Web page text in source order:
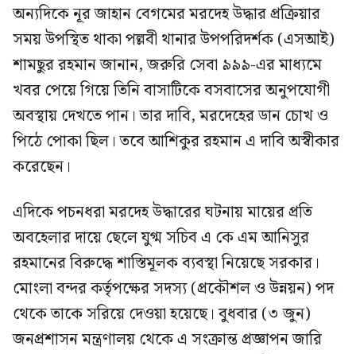
অন্যদিকে নূর জাহান বেগমের মরদেহ উদ্ধার প্রক্রিয়ার
সময় উপস্থিত থাকা পল্লবী থানার উপপরিদর্শক (এসআই)
শামছুর রহমান জানান, জরুরি সেবা ৯৯৯-এর মাধ্যমে
খবর পেয়ে গিয়ে তিনি বাসাটিকে বসবাসের অনুপযোগী
অবস্থায় দেখতে পান। তার দাবি, মরদেহের ডান চোখ ও
পিঠে পোকা ছিল। তবে আশিকুর রহমান এ দাবি অস্বীকার
করেছেন।
এদিকে পচনধরা মরদেহ উদ্ধারের ঘটনায় মায়ের প্রতি
অবহেলার দায়ে ছেলে যুগ্ম সচিব এ কে এম আনিসুর
রহমানের বিরুদ্ধে শাস্তিমূলক ব্যবস্থা নিয়েছে সরকার।
মোংলা বন্দর কর্তৃপক্ষের সদস্য (প্রকৌশল ও উন্নয়ন) পদ
থেকে তাকে সরিয়ে দেওয়া হয়েছে। বুধবার (৩ জুন)
জনপ্রশাসন মন্ত্রণালয় থেকে এ সংক্রান্ত প্রজ্ঞাপন জারি